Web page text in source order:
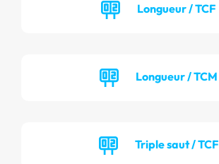
Longueur / TCF
Longueur / TCM
Triple saut / TCF